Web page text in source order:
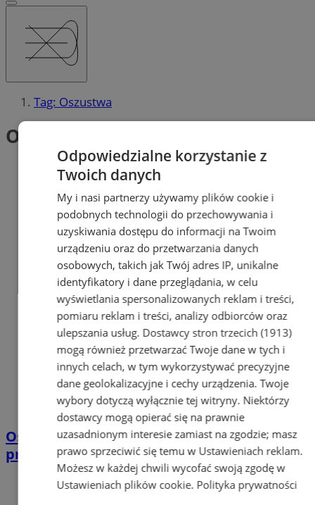
Tag: Oszustwa
Oszustwa (2)
Oszust internetowy z Bytomia zatrzymany
przez policjantów. Grozi mu 8 lat więzienia
Odpowiedzialne korzystanie z
Twoich danych
My i nasi partnerzy używamy plików cookie i
podobnych technologii do przechowywania i
uzyskiwania dostępu do informacji na Twoim
urządzeniu oraz do przetwarzania danych
osobowych, takich jak Twój adres IP, unikalne
identyfikatory i dane przeglądania, w celu
wyświetlania spersonalizowanych reklam i treści,
pomiaru reklam i treści, analizy odbiorców oraz
ulepszania usług. Dostawcy stron trzecich (1913)
mogą również przetwarzać Twoje dane w tych i
innych celach, w tym wykorzystywać precyzyjne
dane geolokalizacyjne i cechy urządzenia. Twoje
wybory dotyczą wyłącznie tej witryny. Niektórzy
dostawcy mogą opierać się na prawnie
uzasadnionym interesie zamiast na zgodzie; masz
prawo sprzeciwić się temu w Ustawieniach reklam.
Możesz w każdej chwili wycofać swoją zgodę w
Ustawieniach plików cookie. Polityka prywatności